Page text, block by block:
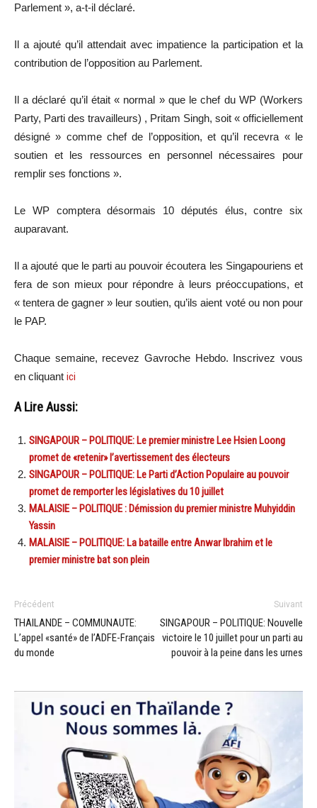
Parlement », a-t-il déclaré.
Il a ajouté qu’il attendait avec impatience la participation et la
contribution de l’opposition au Parlement.
Il a déclaré qu’il était « normal » que le chef du WP (Workers
Party, Parti des travailleurs) , Pritam Singh, soit « officiellement
désigné » comme chef de l’opposition, et qu’il recevra « le
soutien et les ressources en personnel nécessaires pour
remplir ses fonctions ».
Le WP comptera désormais 10 députés élus, contre six
auparavant.
Il a ajouté que le parti au pouvoir écoutera les Singapouriens et
fera de son mieux pour répondre à leurs préoccupations, et
« tentera de gagner » leur soutien, qu’ils aient voté ou non pour
le PAP.
Chaque semaine, recevez Gavroche Hebdo. Inscrivez vous
en cliquant ici
A Lire Aussi:
SINGAPOUR – POLITIQUE: Le premier ministre Lee Hsien Loong
promet de «retenir» l’avertissement des électeurs
SINGAPOUR – POLITIQUE: Le Parti d’Action Populaire au pouvoir
promet de remporter les législatives du 10 juillet
MALAISIE – POLITIQUE : Démission du premier ministre Muhyiddin
Yassin
MALAISIE – POLITIQUE: La bataille entre Anwar Ibrahim et le
premier ministre bat son plein
Précédent
THAILANDE – COMMUNAUTE:
L’appel «santé» de l’ADFE-Français
du monde
Suivant
SINGAPOUR – POLITIQUE: Nouvelle
victoire le 10 juillet pour un parti au
pouvoir à la peine dans les urnes